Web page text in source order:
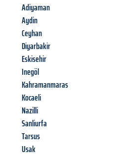
Adiyaman
Aydin
Ceyhan
Diyarbakir
Eskisehir
Inegöl
Kahramanmaras
Kocaeli
Nazilli
Sanliurfa
Tarsus
Usak